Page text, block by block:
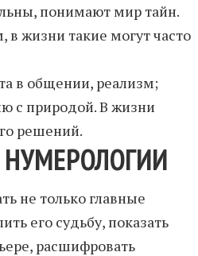
понимают мир тайн.
жизни такие могут часто
в общении, реализм;
с природой. В жизни
решений.
не только главные
его судьбу, показать
расшифровать